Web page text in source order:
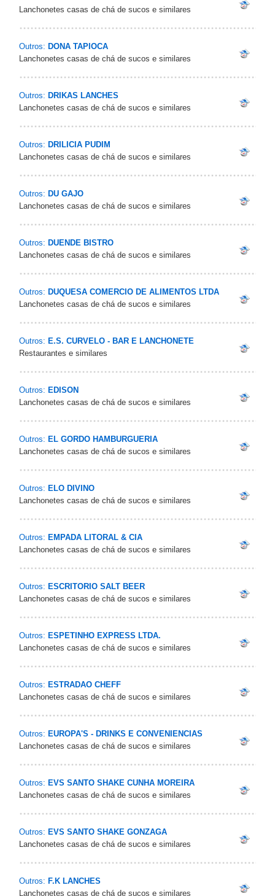
Lanchonetes casas de chá de sucos e similares
Outros: DONA TAPIOCA
Lanchonetes casas de chá de sucos e similares
Outros: DRIKAS LANCHES
Lanchonetes casas de chá de sucos e similares
Outros: DRILICIA PUDIM
Lanchonetes casas de chá de sucos e similares
Outros: DU GAJO
Lanchonetes casas de chá de sucos e similares
Outros: DUENDE BISTRO
Lanchonetes casas de chá de sucos e similares
Outros: DUQUESA COMERCIO DE ALIMENTOS LTDA
Lanchonetes casas de chá de sucos e similares
Outros: E.S. CURVELO - BAR E LANCHONETE
Restaurantes e similares
Outros: EDISON
Lanchonetes casas de chá de sucos e similares
Outros: EL GORDO HAMBURGUERIA
Lanchonetes casas de chá de sucos e similares
Outros: ELO DIVINO
Lanchonetes casas de chá de sucos e similares
Outros: EMPADA LITORAL & CIA
Lanchonetes casas de chá de sucos e similares
Outros: ESCRITORIO SALT BEER
Lanchonetes casas de chá de sucos e similares
Outros: ESPETINHO EXPRESS LTDA.
Lanchonetes casas de chá de sucos e similares
Outros: ESTRADAO CHEFF
Lanchonetes casas de chá de sucos e similares
Outros: EUROPA'S - DRINKS E CONVENIENCIAS
Lanchonetes casas de chá de sucos e similares
Outros: EVS SANTO SHAKE CUNHA MOREIRA
Lanchonetes casas de chá de sucos e similares
Outros: EVS SANTO SHAKE GONZAGA
Lanchonetes casas de chá de sucos e similares
Outros: F.K LANCHES
Lanchonetes casas de chá de sucos e similares